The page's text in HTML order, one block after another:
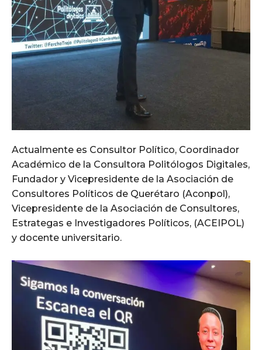
Actualmente es Consultor Político, Coordinador
Académico de la Consultora Politólogos Digitales,
Fundador y Vicepresidente de la Asociación de
Consultores Políticos de Querétaro (Aconpol),
Vicepresidente de la Asociación de Consultores,
Estrategas e Investigadores Políticos, (ACEIPOL)
y docente universitario.